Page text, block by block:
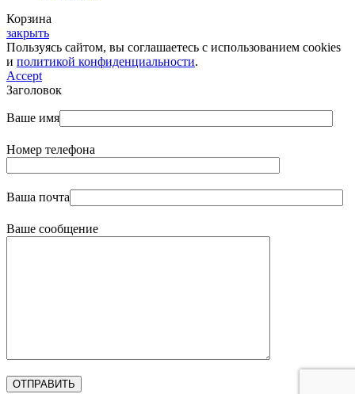
Корзина
закрыть
Пользуясь сайтом, вы соглашаетесь с использованием cookies
и политикой конфиденциальности.
Accept
Заголовок
Ваше имя
Номер телефона
Ваша почта
Ваше сообщение